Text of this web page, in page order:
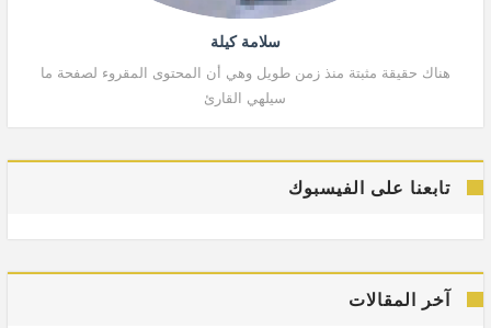
سلامة كيلة
هناك حقيقة مثبتة منذ زمن طويل وهي أن المحتوى المقروء لصفحة ما
سيلهي القارئ
تابعنا على الفيسبوك
آخر المقالات